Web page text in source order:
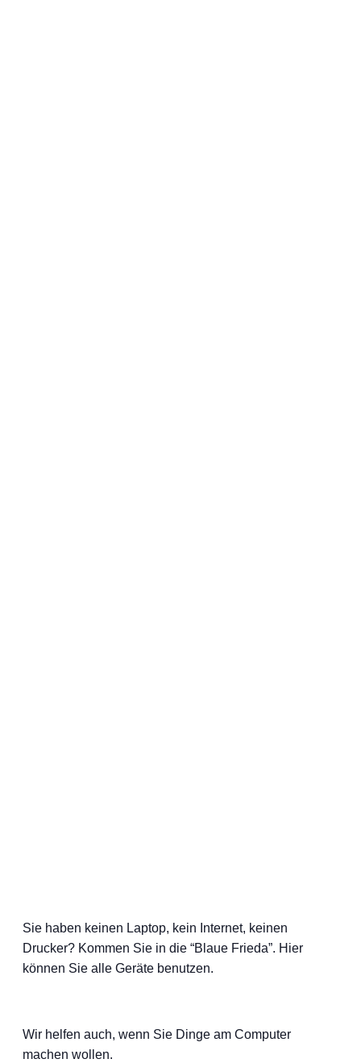
Sie haben keinen Laptop, kein Internet, keinen
Drucker? Kommen Sie in die “Blaue Frieda”. Hier
können Sie alle Geräte benutzen.
Wir helfen auch, wenn Sie Dinge am Computer
machen wollen.